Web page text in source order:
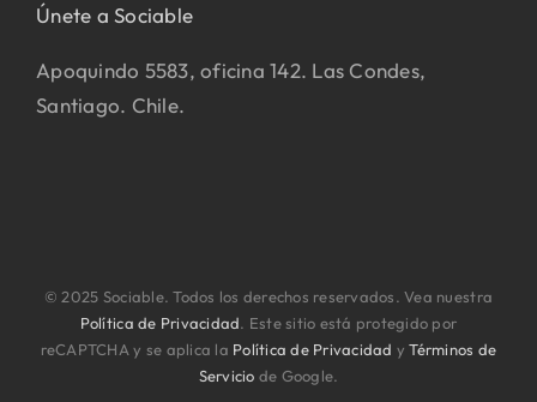
Únete a Sociable
Apoquindo 5583, oficina 142. Las Condes,
Santiago. Chile.
© 2025 Sociable. Todos los derechos reservados. Vea nuestra
Política de Privacidad. Este sitio está protegido por
reCAPTCHA y se aplica la Política de Privacidad yTérminos de
Servicio de Google.